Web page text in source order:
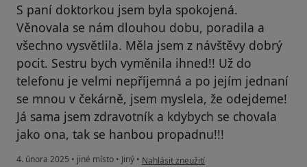
S paní doktorkou jsem byla spokojená.
Věnovala se nám dlouhou dobu, poradila a
všechno vysvětlila. Měla jsem z návštěvy dobrý
pocit. Sestru bych vyměnila ihned!! Už do
telefonu je velmi nepříjemná a po jejím jednaní
se mnou v čekárně, jsem myslela, že odejdeme!
Já sama jsem zdravotník a kdybych se chovala
jako ona, tak se hanbou propadnu!!!
4. února 2025 • jiné místo • Jiný • podle názoru uživatele K
Nahlásit zneužití